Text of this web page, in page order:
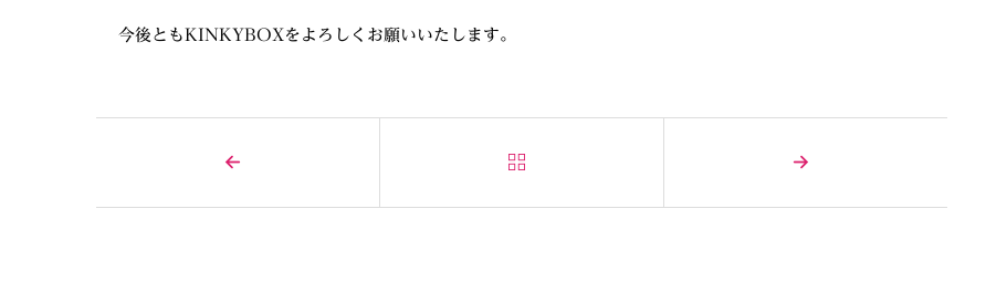
今後ともKINKYBOXをよろしくお願いいたします。